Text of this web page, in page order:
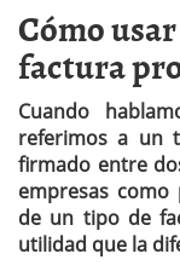
Cómo
factura
Cuando
referimos a un
firmado entre
empresas
de un tipo de
utilidad que la